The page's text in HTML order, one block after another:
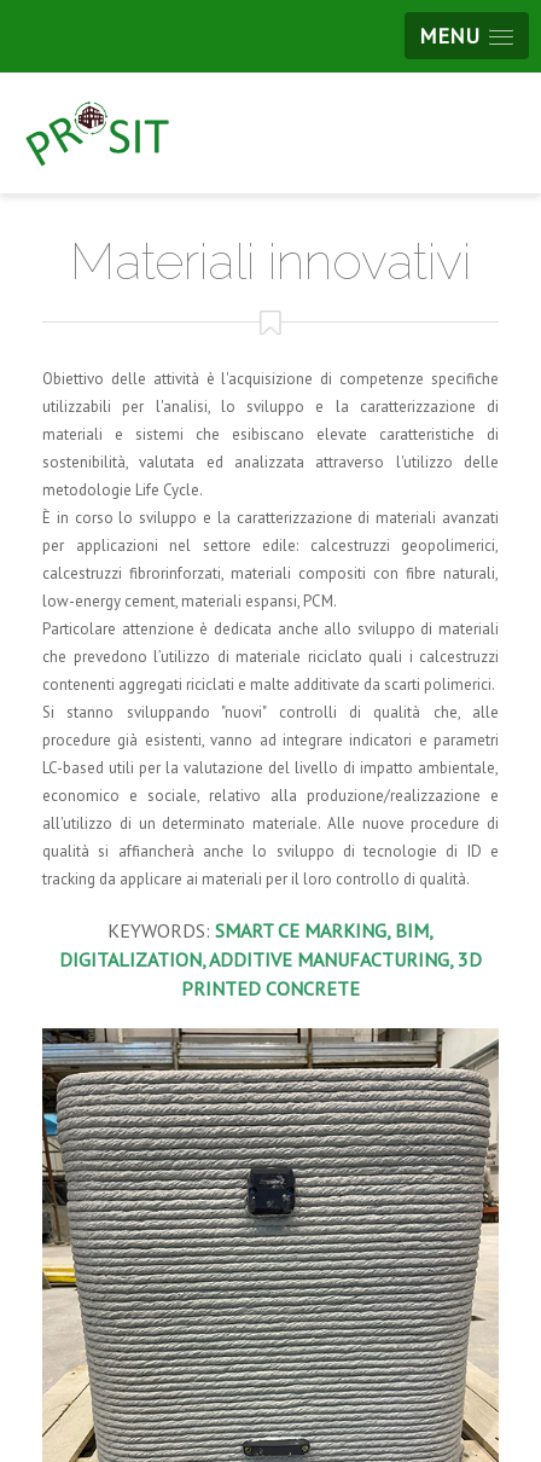
MENU
Materiali innovativi
Obiettivo delle attività è l'acquisizione di competenze specifiche
utilizzabili per l'analisi, lo sviluppo e la caratterizzazione di
materiali e sistemi che esibiscano elevate caratteristiche di
sostenibilità, valutata ed analizzata attraverso l'utilizzo delle
metodologie Life Cycle.
È in corso lo sviluppo e la caratterizzazione di materiali avanzati
per applicazioni nel settore edile: calcestruzzi geopolimerici,
calcestruzzi fibrorinforzati, materiali compositi con fibre naturali,
low-energy cement, materiali espansi, PCM.
Particolare attenzione è dedicata anche allo sviluppo di materiali
che prevedono l’utilizzo di materiale riciclato quali i calcestruzzi
contenenti aggregati riciclati e malte additivate da scarti polimerici.
Si stanno sviluppando "nuovi" controlli di qualità che, alle
procedure già esistenti, vanno ad integrare indicatori e parametri
LC-based utili per la valutazione del livello di impatto ambientale,
economico e sociale, relativo alla produzione/realizzazione e
all'utilizzo di un determinato materiale. Alle nuove procedure di
qualità si affiancherà anche lo sviluppo di tecnologie di ID e
tracking da applicare ai materiali per il loro controllo di qualità.
KEYWORDS: SMART CE MARKING, BIM,
DIGITALIZATION, ADDITIVE MANUFACTURING, 3D
PRINTED CONCRETE